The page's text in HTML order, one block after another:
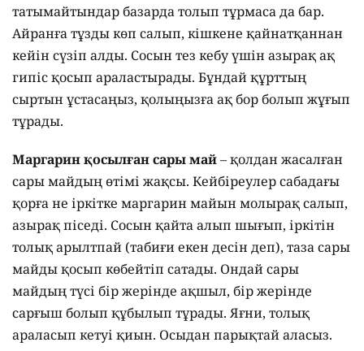
татымайтындар базарда толып тұрмаса да бар.
Айранға тұзды көп салып, кішкене қайнатқаннан
кейін сүзіп алды. Сосын тез кебу үшін азырақ ақ
гипіс қосып араластырады. Бұндай құрттың
сыртын ұстасаңыз, қолыңызға ақ бор болып жұғып
тұрады.
Маргарин қосылған сары май– қолдан жасалған
сары майдың өтімі жақсы. Кейбіреулер сабадағы
қорға не іркітке маргарин майын молырақ салып,
азырақ піседі. Сосын қайта алып шығып, іркітін
толық арылтпай (табиғи екен десін деп), таза сары
майды қосып көбейтіп сатады. Ондай сары
майдың түсі бір жерінде ақшыл, бір жерінде
сарғыш болып құбылып тұрады. Яғни, толық
араласып кетуі қиын. Осыдан парықтай аласыз.